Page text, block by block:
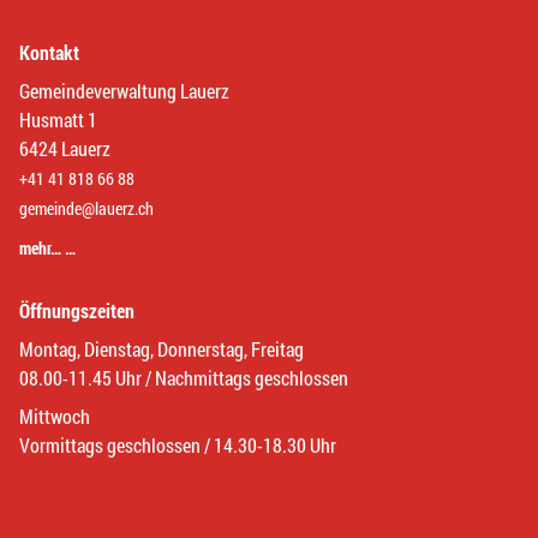
Kontakt
Gemeindeverwaltung Lauerz
Husmatt 1
6424 Lauerz
+41 41 818 66 88
gemeinde@lauerz.ch
mehr… …
Öffnungszeiten
Montag, Dienstag, Donnerstag, Freitag
08.00-11.45 Uhr / Nachmittags geschlossen
Mittwoch
Vormittags geschlossen / 14.30-18.30 Uhr